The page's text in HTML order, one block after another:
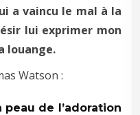
a vaincu le mal à la
lui exprimer mon
louange.
Watson :
de l’adoration